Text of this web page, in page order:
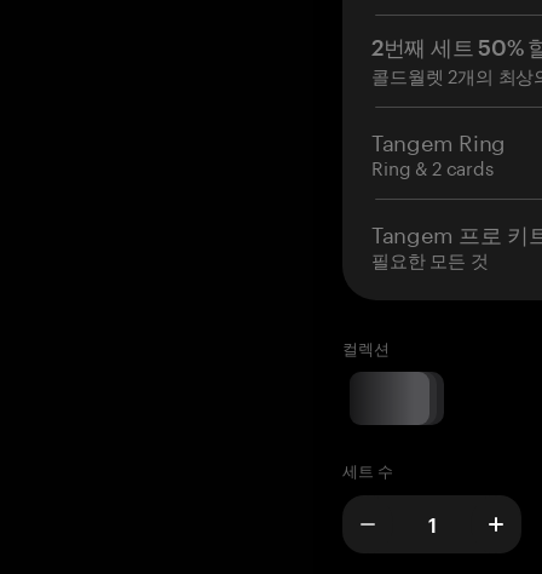
2번째 세트 50%
콜드월렛 2개의 최상
Tangem Ring
Ring & 2 cards
Tangem 프로 키
필요한 모든 것
컬렉션
세트 수